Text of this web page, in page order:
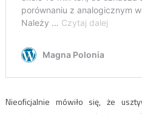
Nieoficjalnie mówiło się, że